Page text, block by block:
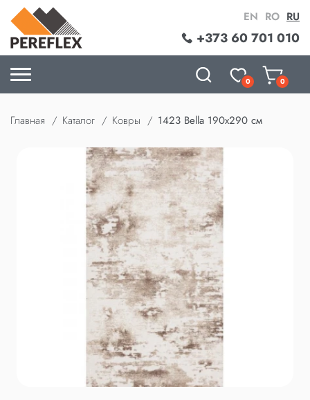
+373 60 701 010
EN RO RU
0 0
Главная Каталог Ковры 1423 Bella 190x290 см